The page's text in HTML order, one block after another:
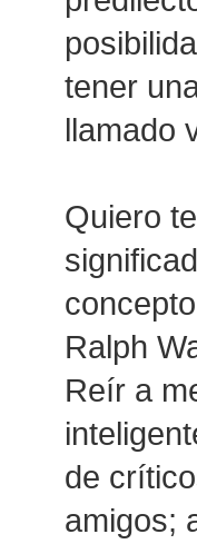
tener
llamado
Quiero
Ralph
Reír a
de
amigos;